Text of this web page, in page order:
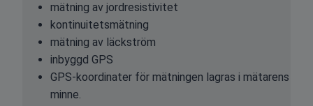
mätning av jordresistivitet
kontinuitetsmätning
mätning av läckström
inbyggd GPS
GPS-koordinater för mätningen lagras i mätarens
minne.